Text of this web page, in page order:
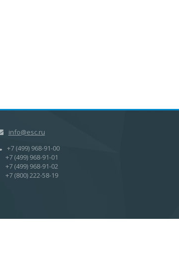
info@esc.ru
+7 (499) 968-91-00
+7 (499) 968-91-01
+7 (499) 968-91-02
+7 (800) 222-58-19